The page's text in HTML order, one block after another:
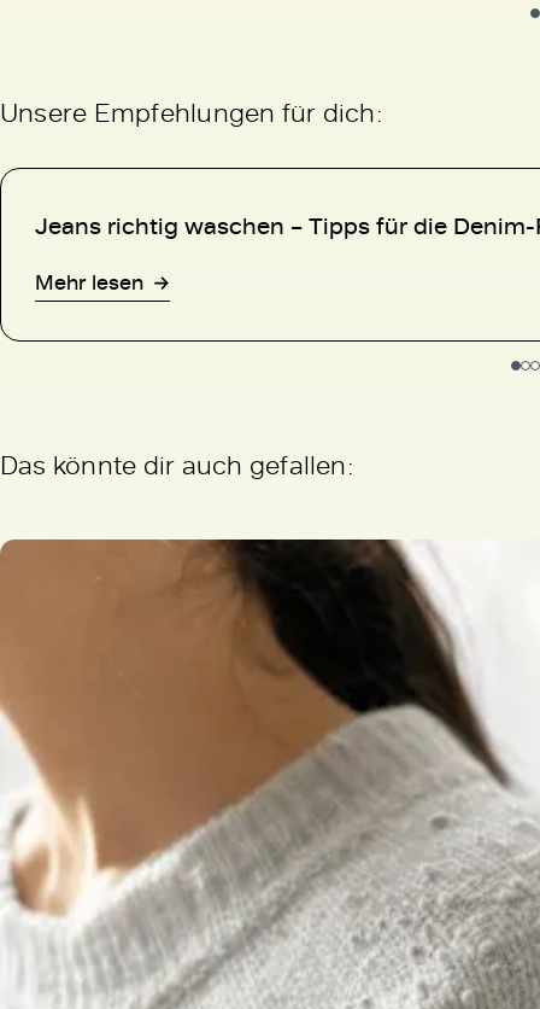
Unsere Empfehlungen für dich:
Jeans richtig waschen – Tipps für die
Mehr lesen
Das könnte dir auch gefallen: